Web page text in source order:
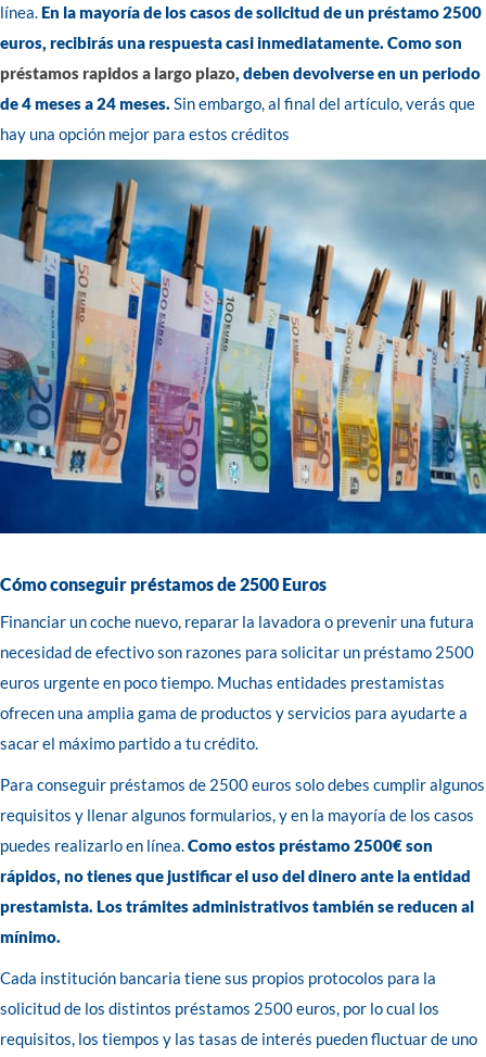
línea.En la mayoría de los casos de solicitud de un préstamo 2500
euros, recibirás una respuesta casi inmediatamente. Como son
préstamos rapidos a largo plazo, deben devolverse en un periodo
de 4 meses a 24 meses. Sin embargo, al final del artículo, verás que
hay una opción mejor para estos créditos
Cómo conseguir préstamos de 2500 Euros
Financiar un coche nuevo, reparar la lavadora o prevenir una futura
necesidad de efectivo son razones para solicitar un préstamo 2500
euros urgente en poco tiempo. Muchas entidades prestamistas
ofrecen una amplia gama de productos y servicios para ayudarte a
sacar el máximo partido a tu crédito.
Para conseguir préstamos de 2500 euros solo debes cumplir algunos
requisitos y llenar algunos formularios, y en la mayoría de los casos
puedes realizarlo en línea.Como estos préstamo 2500€ son
rápidos, no tienes que justificar el uso del dinero ante la entidad
prestamista. Los trámites administrativos también se reducen al
mínimo.
Cada institución bancaria tiene sus propios protocolos para la
solicitud de los distintos préstamos 2500 euros, por lo cual los
requisitos, los tiempos y las tasas de interés pueden fluctuar de uno